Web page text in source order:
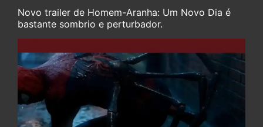
Novo trailer de Homem-Aranha: Um Novo Dia é
bastante sombrio e perturbador.